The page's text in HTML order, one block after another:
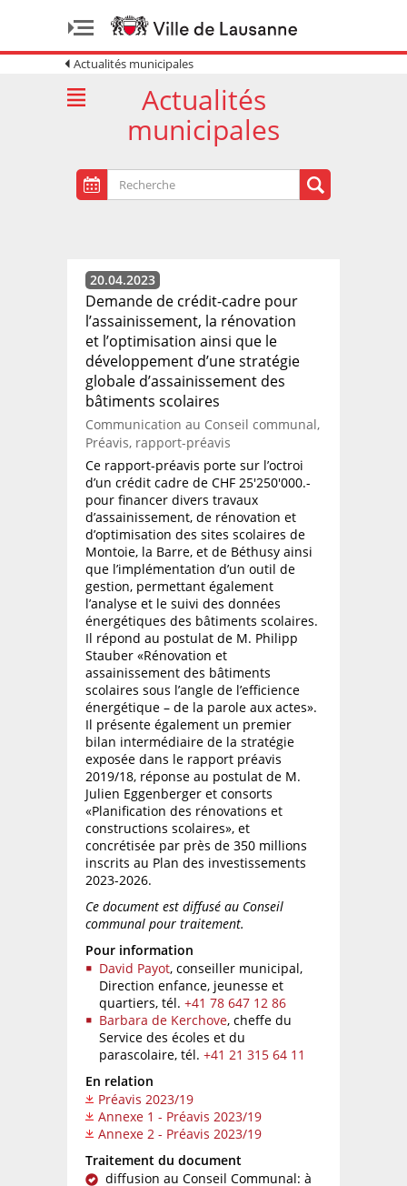
Actualités municipales
Actualités
municipales
20.04.2023
Demande de crédit-cadre pour
l’assainissement, la rénovation
et l’optimisation ainsi que le
développement d’une stratégie
globale d’assainissement des
bâtiments scolaires
Communication au Conseil communal,
Préavis, rapport-préavis
Ce rapport-préavis porte sur l’octroi
d’un crédit cadre de CHF 25'250'000.-
pour financer divers travaux
d’assainissement, de rénovation et
d’optimisation des sites scolaires de
Montoie, la Barre, et de Béthusy ainsi
que l’implémentation d’un outil de
gestion, permettant également
l’analyse et le suivi des données
énergétiques des bâtiments scolaires.
Il répond au postulat de M. Philipp
Stauber «Rénovation et
assainissement des bâtiments
scolaires sous l’angle de l’efficience
énergétique – de la parole aux actes».
Il présente également un premier
bilan intermédiaire de la stratégie
exposée dans le rapport préavis
2019/18, réponse au postulat de M.
Julien Eggenberger et consorts
«Planification des rénovations et
constructions scolaires», et
concrétisée par près de 350 millions
inscrits au Plan des investissements
2023-2026.
Ce document est diffusé au Conseil
communal pour traitement.
Pour information
David Payot, conseiller municipal,
Direction enfance, jeunesse et
quartiers, tél. +41 78 647 12 86
Barbara de Kerchove, cheffe du
Service des écoles et du
parascolaire, tél. +41 21 315 64 11
En relation
Préavis 2023/19
Annexe 1 - Préavis 2023/19
Annexe 2 - Préavis 2023/19
Traitement du document
diffusion au Conseil Communal: à